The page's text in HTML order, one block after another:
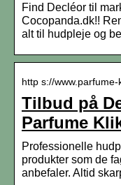
Find Decléor til
Cocopanda.dk!!
alt til hudpleje og
http s://www.parfume-
Tilbud på
Parfume
Professionelle
produkter som de
anbefaler. Altid